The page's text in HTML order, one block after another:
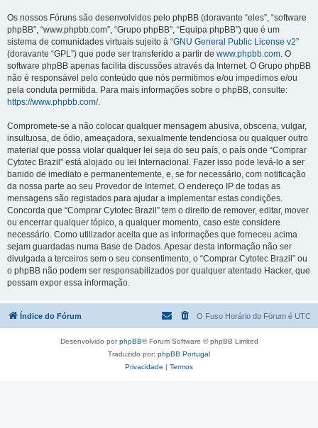
Os nossos Fóruns são desenvolvidos pelo phpBB (doravante “eles”, “software
phpBB”, “www.phpbb.com”, “Grupo phpBB”, “Equipa phpBB”) que é um
sistema de comunidades virtuais sujeito à “GNU General Public License v2”
(doravante “GPL”) que pode ser transferido a partir de www.phpbb.com. O
software phpBB apenas facilita discussões através da Internet. O Grupo phpBB
não é responsável pelo conteúdo que nós permitimos e/ou impedimos e/ou
pela conduta permitida. Para mais informações sobre o phpBB, consulte:
https://www.phpbb.com/.
Compromete-se a não colocar qualquer mensagem abusiva, obscena, vulgar,
insultuosa, de ódio, ameaçadora, sexualmente tendenciosa ou qualquer outro
material que possa violar qualquer lei seja do seu país, o país onde “Comprar
Cytotec Brazil” está alojado ou lei Internacional. Fazer isso pode levá-lo a ser
banido de imediato e permanentemente, e, se for necessário, com notificação
da nossa parte ao seu Provedor de Internet. O endereço IP de todas as
mensagens são registados para ajudar a implementar estas condições.
Concorda que “Comprar Cytotec Brazil” tem o direito de remover, editar, mover
ou encerrar qualquer tópico, a qualquer momento, caso este considere
necessário. Como utilizador aceita que as informações que forneceu acima
sejam guardadas numa Base de Dados. Apesar desta informação não ser
divulgada a terceiros sem o seu consentimento, o “Comprar Cytotec Brazil” ou
o phpBB não podem ser responsabilizados por qualquer atentado Hacker, que
possam expor essa informação.
Índice do Fórum O Fuso Horário do Fórum é UTC
Desenvolvido porphpBB® Forum Software © phpBB Limited
Traduzido por: phpBB Portugal
Privacidade | Termos